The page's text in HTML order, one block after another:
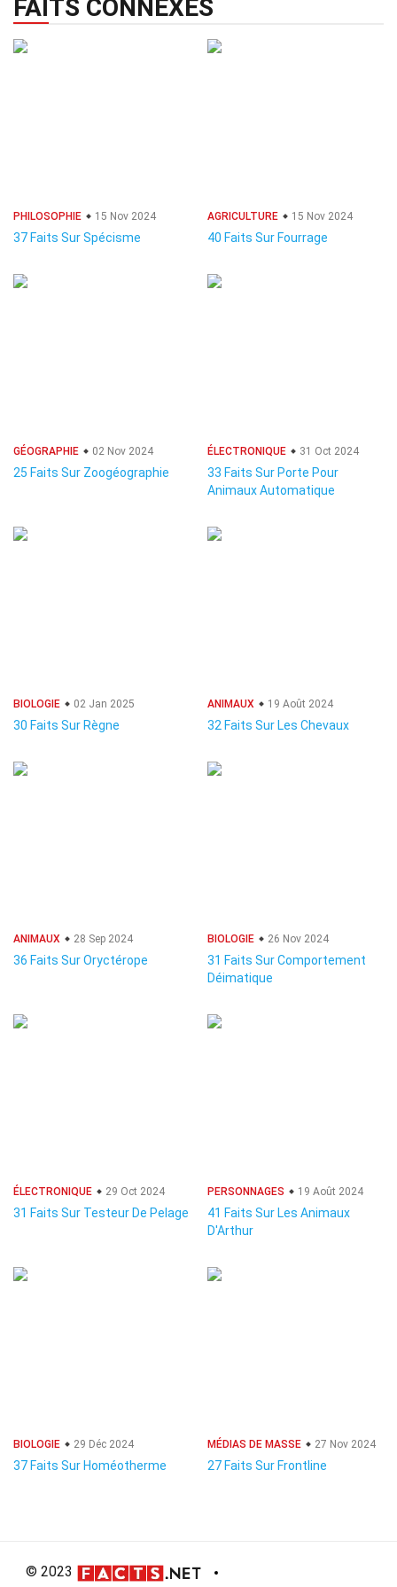
FAITS CONNEXES
PHILOSOPHIE 15 Nov 2024
37 Faits Sur Spécisme
AGRICULTURE 15 Nov 2024
40 Faits Sur Fourrage
GÉOGRAPHIE 02 Nov 2024
25 Faits Sur Zoogéographie
ÉLECTRONIQUE 31 Oct 2024
33 Faits Sur Porte Pour
Animaux Automatique
BIOLOGIE 02 Jan 2025
30 Faits Sur Règne
ANIMAUX 19 Août 2024
32 Faits Sur Les Chevaux
ANIMAUX 28 Sep 2024
36 Faits Sur Oryctérope
BIOLOGIE 26 Nov 2024
31 Faits Sur Comportement
Déimatique
ÉLECTRONIQUE 29 Oct 2024
31 Faits Sur Testeur De Pelage
PERSONNAGES 19 Août 2024
41 Faits Sur Les Animaux
D'Arthur
BIOLOGIE 29 Déc 2024
37 Faits Sur Homéotherme
MÉDIAS DE MASSE 27 Nov 2024
27 Faits Sur Frontline
© 2023